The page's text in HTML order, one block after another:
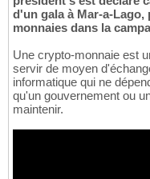
d'un gala à Mar-a-
monnaies dans la
Une crypto-monnaie est
servir de moyen
informatique qui ne
qu'un gouvernement ou
maintenir.